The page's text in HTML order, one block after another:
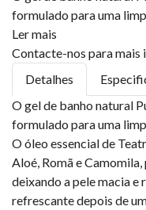
formulado para uma
Ler mais
Contacte-nos para mais
Detalhes
O gel de banho natural
formulado para uma
O óleo essencial de
Aloé, Romã e
deixando a pele macia e
refrescante depois de